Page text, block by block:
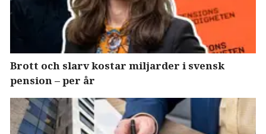
Brott och slarv kostar miljarder i svensk
pension – per år